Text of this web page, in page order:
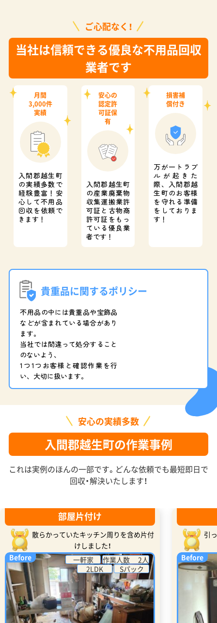
ご心配なく！
当社は信頼できる優良な不用品回収
業者です
月間
3,000件
実績
入間郡越生町
の実績多数で
経験豊富！ 安
心して不用品
回収を依頼で
きます！
安心の
認定許
可証保
有
入間郡越生町
の産業廃棄物
収集運搬業許
可証と 古物商
許可証をもっ
ている優良業
者です！
損害補
償付き
万が一トラブ
ルが起きた
際、 入間郡越
生町のお客様
を守れる準備
をしておりま
す！
貴重品に関するポリシー
不用品の中には貴重品や宝飾品
などが含まれている場合があり
ます。
当社では間違って処分すること
のないよう、
1つ1つお客様と確認作業を行
い、大切に扱います。
安心の実績多数
入間郡越生町の作業事例
これは実例のほんの一部です。どんな依頼でも最短即日で
回収・解決いたします！
部屋片付け
散らかっていたキッチン周りを含め片付
けしました！
Before
一軒家
作業人数 2人
2LDK
Sパック
引
Before